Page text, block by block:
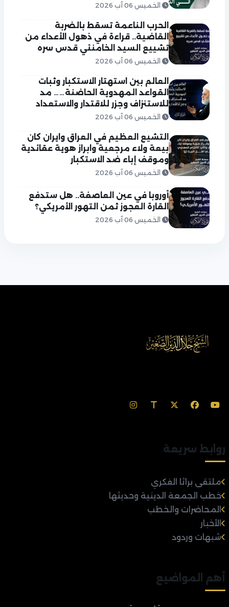
الخميس 06 آب 2026
الحرب الناعمة تسقط بالضربة
القاضية.. قراءة في ذهول الأعداء من
تشييع السيد الخامنئي قدس سره
الخميس 06 آب 2026
العالم بين استهتار الاستكبار وثبات
القواعد المهدوية الحاضنة…… مد
للاستنزاف وجزر للاقتدار والاستعداد
الخميس 06 آب 2026
التشيع العظيم في العراق وايران كان
بيعة ولاء مرجعية وابراز هوية عقائدية
وموقف إباء ضد الاستكبار
الخميس 06 آب 2026
أوروبا في عين العاصفة.. هل ستدفع
القارة العجوز ثمن التهور الأمريكي؟
الخميس 06 آب 2026
روابط سريعة
ملتقى براثا الفكري
خطب الجمعة الدينية وحديثها
المحاضرات والخطب
الأخبار
شبهات وردود
أهم المواضيع